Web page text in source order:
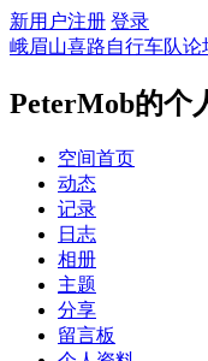
新用户注册 登录
峨眉山喜路自行车队论
PeterMob的个
空间首页
动态
记录
日志
相册
主题
分享
留言板